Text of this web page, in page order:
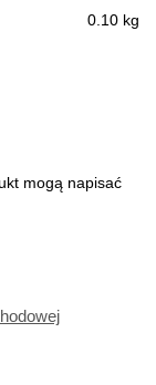
0.10 kg
mogą napisać